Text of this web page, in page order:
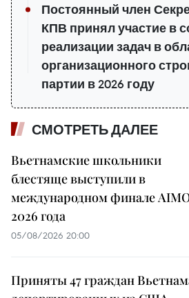
Постоянный член
КПВ принял участие в
реализации задач в
организационного
партии в 2026 году
СМОТРЕТЬ ДАЛЕЕ
Вьетнамские школьники
блестяще выступили в
международном финале
2026 года
05/08/2026 20:00
Приняты 47 граждан